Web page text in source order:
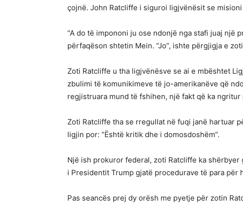
çojnë. John Ratcliffe i siguroi ligjvënësit se
“A do të impononi ju ose ndonjë nga stafi juaj një
përfaqëson shtetin Mein. “Jo”, ishte përgjigja e
Zoti Ratcliffe u tha ligjvënësve se ai e mbështet
zbulimi të komunikimeve të jo-amerikanëve që
regjistruara mund të fshihen, një fakt që ka
Zoti Ratcliffe tha se rregullat në fuqi janë hartuar
ligjin por: “Është kritik dhe i domosdoshëm”.
Një ish prokuror federal, zoti Ratcliffe ka
i Presidentit Trump gjatë procedurave të para
Pas seancës prej dy orësh me pyetje për zotin